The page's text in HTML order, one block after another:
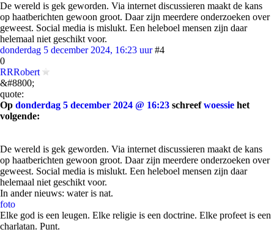
De wereld is gek geworden. Via internet discussieren maakt de kans
op haatberichten gewoon groot. Daar zijn meerdere onderzoeken over
geweest. Social media is mislukt. Een heleboel mensen zijn daar
helemaal niet geschikt voor.
donderdag 5 december 2024, 16:23 uur #4
0
RRRobert
&#8800;
quote:
Op donderdag 5 december 2024 @ 16:23 schreefwoessie het
volgende:
De wereld is gek geworden. Via internet discussieren maakt de kans
op haatberichten gewoon groot. Daar zijn meerdere onderzoeken over
geweest. Social media is mislukt. Een heleboel mensen zijn daar
helemaal niet geschikt voor.
In ander nieuws: water is nat.
foto
Elke god is een leugen. Elke religie is een doctrine. Elke profeet is een
charlatan. Punt.